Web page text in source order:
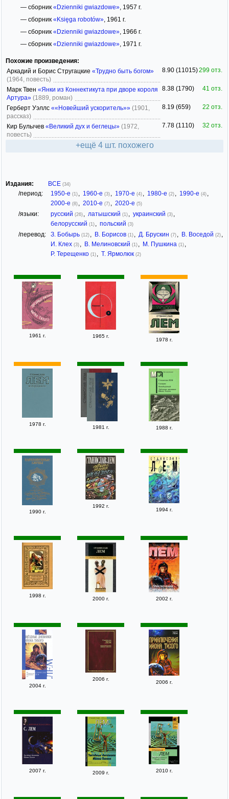
— сборник «Dzienniki gwiazdowe», 1957 г.
— сборник «Księga robotów», 1961 г.
— сборник «Dzienniki gwiazdowe», 1966 г.
— сборник «Dzienniki gwiazdowe», 1971 г.
Похожие произведения:
Аркадий и Борис Стругацкие «Трудно быть богом»
(1964, повесть)
8.90 (11015)299 отз.
Марк Твен «Янки из Коннектикута при дворе короля
Артура» (1889, роман)
8.38 (1790) 41 отз.
Герберт Уэллс ««Новейший ускоритель»» (1901,
рассказ)
8.19 (659) 22 отз.
Кир Булычев «Великий дух и беглецы» (1972,
повесть)
7.78 (1110) 32 отз.
+ещё 4 шт. похожего
Издания: ВСЕ (34)
/период: 1950-е (1) , 1960-е (3) , 1970-е (4) , 1980-е (2) , 1990-е (4) ,
2000-е (8) , 2010-е (7) , 2020-е (5)
/языки: русский (26) , латышский (1) , украинский (3) ,
белорусский (1) , польский (3)
/перевод: З. Бобырь (12) , В. Борисов (1) , Д. Брускин (7) , В. Воседой (2) ,
И. Клех (3) , В. Мелиновский (1) , М. Пушкина (1) ,
Р. Терещенко (1) , Т. Ярмолюк (2)
1961 г. 1965 г.
1978 г.
1978 г.
1981 г. 1988 г.
1990 г.
1992 г.
1994 г.
1998 г.
2000 г. 2002 г.
2004 г.
2006 г.
2006 г.
2007 г. 2009 г. 2010 г.